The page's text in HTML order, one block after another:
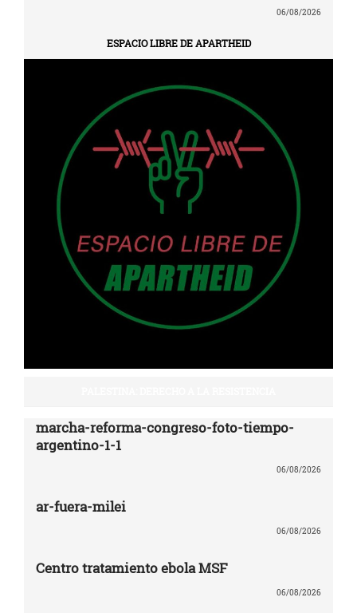
06/08/2026
ESPACIO LIBRE DE APARTHEID
marcha-reforma-congreso-foto-tiempo-
argentino-1-1
06/08/2026
ar-fuera-milei
06/08/2026
Centro tratamiento ebola MSF
06/08/2026